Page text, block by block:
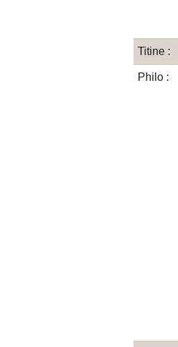
Titine :
Philo :